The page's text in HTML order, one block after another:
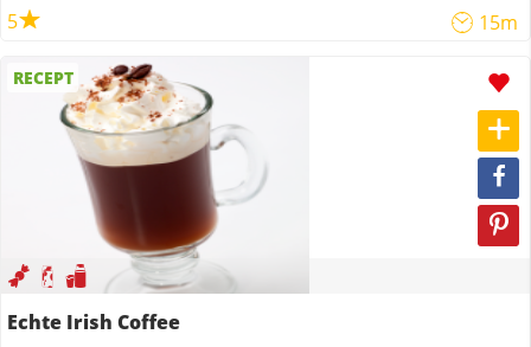
5 15m
RECEPT
Echte Irish Coffee